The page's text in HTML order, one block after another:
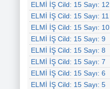
ELMİ İŞ Cild: 15 Sayı: 12
ELMİ İŞ Cild: 15 Sayı: 11
ELMİ İŞ Cild: 15 Sayı: 10
ELMİ İŞ Cild: 15 Sayı: 9
ELMİ İŞ Cild: 15 Sayı: 8
ELMİ İŞ Cild: 15 Sayı: 7
ELMİ İŞ Cild: 15 Sayı: 6
ELMİ İŞ Cild: 15 Sayı: 5